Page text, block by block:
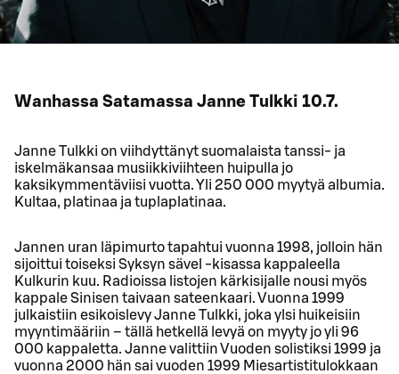
Wanhassa Satamassa Janne Tulkki 10.7.
Janne Tulkki on viihdyttänyt suomalaista tanssi- ja
iskelmäkansaa musiikkiviihteen huipulla jo
kaksikymmentäviisi vuotta. Yli 250 000 myytyä albumia.
Kultaa, platinaa ja tuplaplatinaa.
Jannen uran läpimurto tapahtui vuonna 1998, jolloin hän
sijoittui toiseksi Syksyn sävel -kisassa kappaleella
Kulkurin kuu. Radioissa listojen kärkisijalle nousi myös
kappale Sinisen taivaan sateenkaari. Vuonna 1999
julkaistiin esikoislevy Janne Tulkki, joka ylsi huikeisiin
myyntimääriin – tällä hetkellä levyä on myyty jo yli 96
000 kappaletta. Janne valittiin Vuoden solistiksi 1999 ja
vuonna 2000 hän sai vuoden 1999 Miesartistitulokkaan